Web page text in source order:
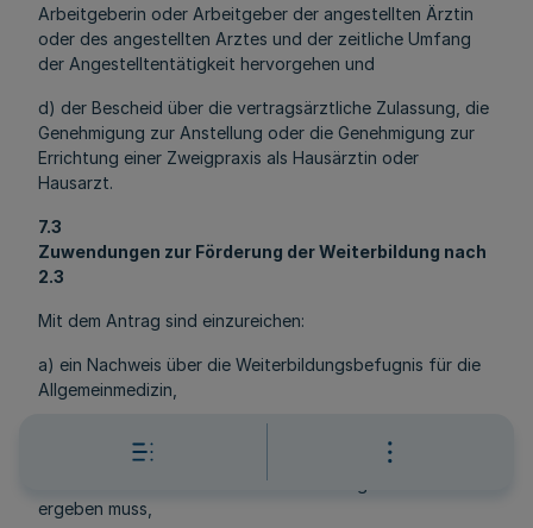
Arbeitgeberin oder Arbeitgeber der angestellten Ärztin
oder des angestellten Arztes und der zeitliche Umfang
der Angestelltentätigkeit hervorgehen und
d) der Bescheid über die vertragsärztliche Zulassung, die
Genehmigung zur Anstellung oder die Genehmigung zur
Errichtung einer Zweigpraxis als Hausärztin oder
Hausarzt.
7.3
Zuwendungen zur Förderung der Weiterbildung nach
2.3
Mit dem Antrag sind einzureichen:
a) ein Nachweis über die Weiterbildungsbefugnis für die
Allgemeinmedizin,
Ziel des Beschäftigungsverhältnisses die Weiterbildung
zur Fachärztin oder zum Facharzt für Allgemeinmedizin
ergeben muss,